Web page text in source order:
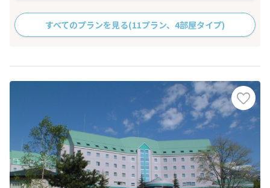
すべてのプランを見る(11プラン、4部屋タイプ)